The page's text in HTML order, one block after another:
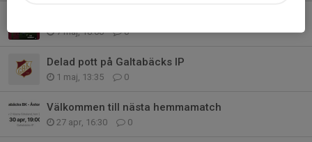
7 maj, 18:00 0
Delad pott på Galtabäcks IP
1 maj, 13:35 0
Välkommen till nästa hemmamatch
27 apr, 16:30 0